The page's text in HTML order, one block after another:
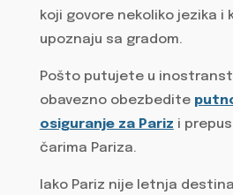
koji govore nekoliko jezika i
upoznaju sa gradom.
Pošto putujete u
obavezno obezbedite
osiguranje za Pariz i
čarima Pariza.
Iako Pariz nije letnja